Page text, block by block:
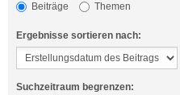
Beiträge
Themen
Ergebnisse sortieren nach:
Suchzeitraum begrenzen: